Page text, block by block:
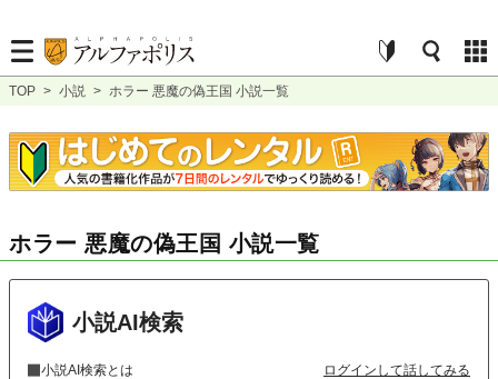
TOP > 小説 > ホラー 悪魔の偽王国 小説一覧
ホラー 悪魔の偽王国 小説一覧
小説AI検索
小説AI検索とは ログインして話してみる